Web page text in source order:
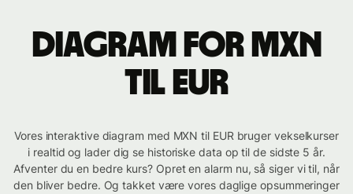
Diagram for MXN
til EUR
Vores interaktive diagram med MXN til EUR bruger vekselkurser
i realtid og lader dig se historiske data op til de sidste 5 år.
Afventer du en bedre kurs? Opret en alarm nu, så siger vi til, når
den bliver bedre. Og takket være vores daglige opsummeringer